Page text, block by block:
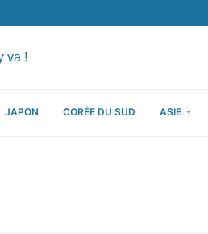
JAPON CORÉE DU SUD ASIE